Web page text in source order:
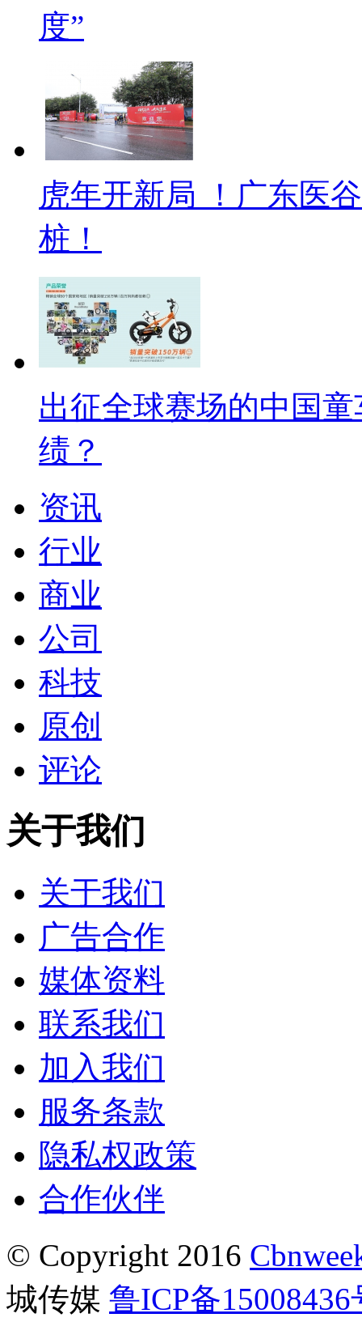
度”
虎年开新局 ！广东医
桩！
出征全球赛场的中国
绩？
资讯
行业
商业
公司
科技
原创
评论
关于我们
关于我们
广告合作
媒体资料
联系我们
加入我们
服务条款
隐私权政策
合作伙伴
© Copyright 2016
城传媒 鲁ICP备15008436